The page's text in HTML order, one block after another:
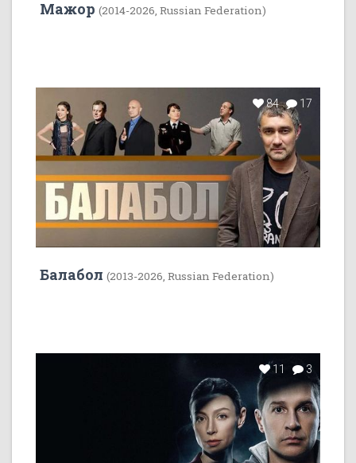
Мажор (2014-2026, Russian Federation)
84 17
Балабол (2013-2026, Russian Federation)
11 3